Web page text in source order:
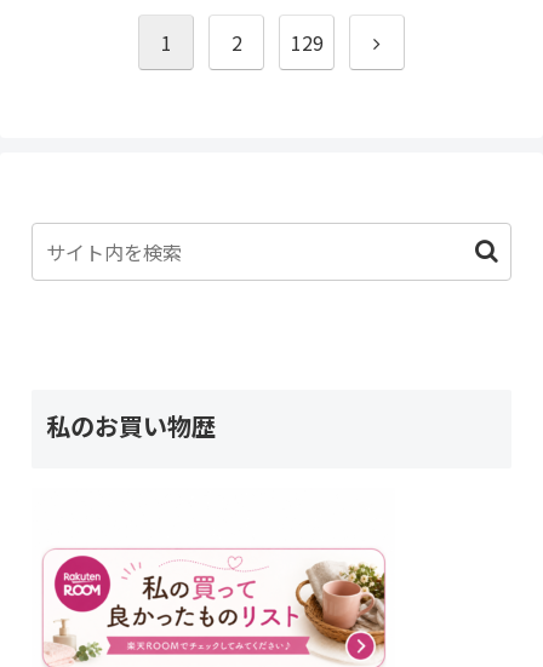
1 2 129
次
私のお買い物歴